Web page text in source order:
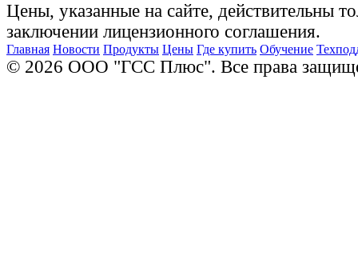
Цены, указанные на сайте, действительны
заключении лицензионного соглашения.
Главная Новости Продукты Цены Где купить Обучение
© 2026 ООО "ГСС Плюс". Все права